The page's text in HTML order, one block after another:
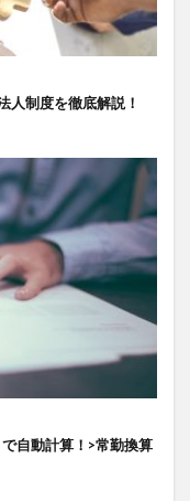
人制度を徹底解説！
自動計算！>常勤換算
着
乾燥対策
人事評価
ト
チーム
チーム力
ちぎり絵
デジタルの日
ッド
ビジネス哲学